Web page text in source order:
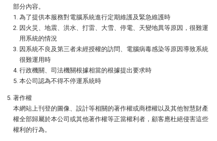
部分內容。
為了提供本服務對電腦系統進行定期維護及緊急維護時
因火災、地震、洪水、打雷、大雪、停電、天變地異等原因，很難運
用系統的情況
因系統不良及第三者未經授權的訪問、電腦病毒感染等原因導致系統
很難運用時
行政機關、司法機關根據相當的根據提出要求時
本公司認為不得不停運系統時
著作權
本網站上刊登的圖像、設計等相關的著作權或商標權以及其他智慧財產
權全部歸屬於本公司或其他著作權等正當權利者，顧客應杜絕侵害這些
權利的行為。